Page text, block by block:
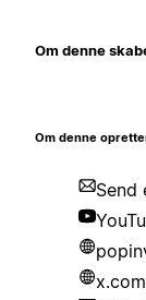
Om denne
Om denne
Send